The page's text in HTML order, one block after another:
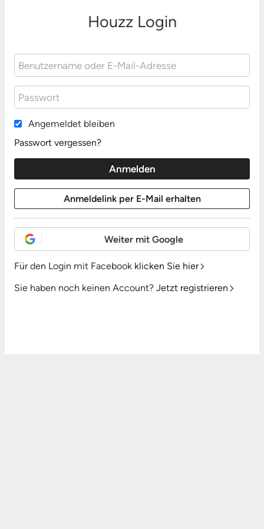
Houzz Login
Angemeldet bleiben
Passwort vergessen?
Weiter mit Google
Für den Login mit Facebook klicken Sie hier
Sie haben noch keinen Account? Jetzt registrieren